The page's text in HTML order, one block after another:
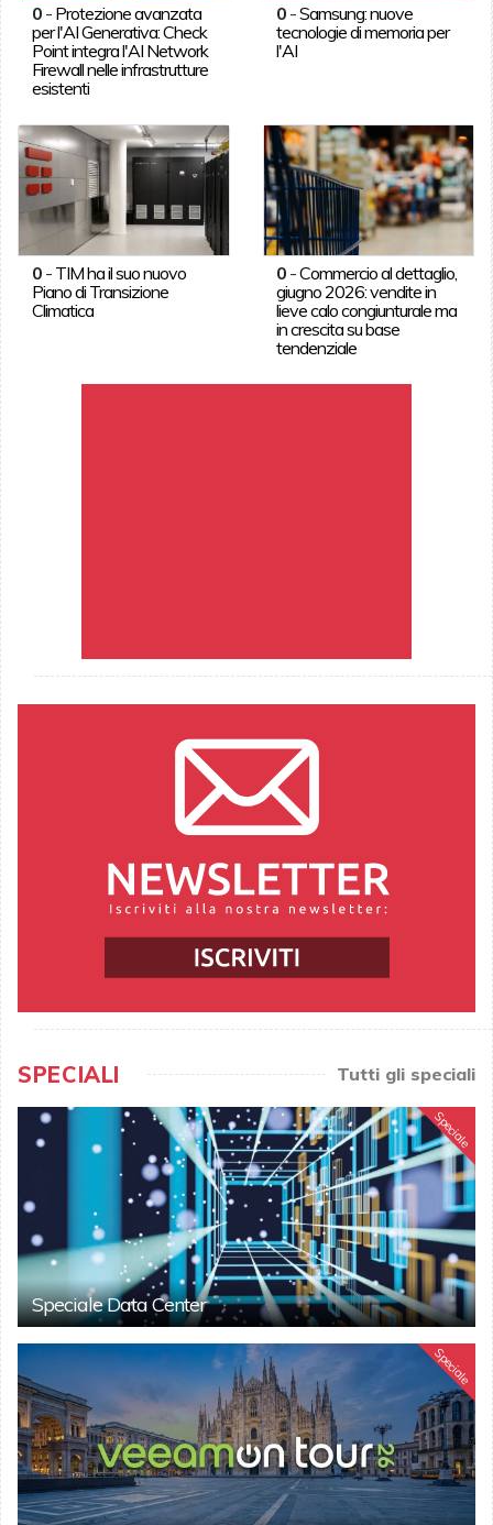
0- Protezione avanzata
per l'AI Generativa: Check
Point integra l'AI Network
Firewall nelle infrastrutture
esistenti
0 -Samsung: nuove
tecnologie di memoria per
l'AI
0- TIM ha il suo nuovo
Piano di Transizione
Climatica
0 -Commercio al dettaglio,
giugno 2026: vendite in
lieve calo congiunturale ma
in crescita su base
tendenziale
SPECIALI Tutti gli speciali
Speciale
Speciale Data Center
Speciale